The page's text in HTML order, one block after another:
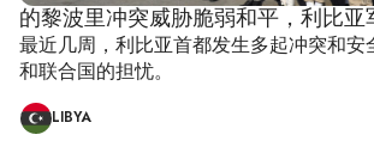
的黎波里冲突威胁脆弱和平，利比亚
最近几周，利比亚首都发生多起冲突和安
和联合国的担忧。
LIBYA